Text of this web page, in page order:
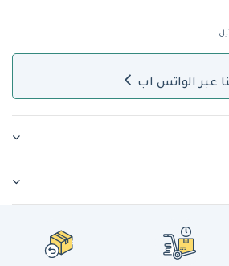
عبر الواتس اب